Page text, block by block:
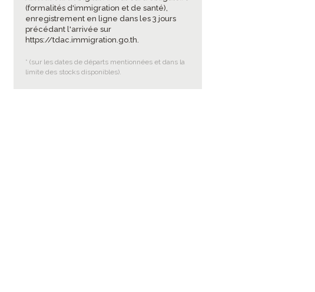
(formalités d'immigration et de santé),
enregistrement en ligne dans les 3 jours
précédant l'arrivée sur
https://tdac.immigration.go.th.
* (sur les dates de départs mentionnées et dans la
limite des stocks disponibles).